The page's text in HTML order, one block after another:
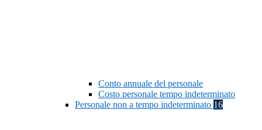
Conto annuale del personale
Costo personale tempo indeterminato
Personale non a tempo indeterminato 16